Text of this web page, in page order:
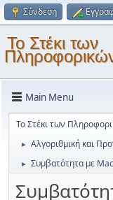
Σύνδεση
Το Στέκι των
Main Menu
Το Στέκι των
► Αλγοριθμική και
► Συμβατότητα με